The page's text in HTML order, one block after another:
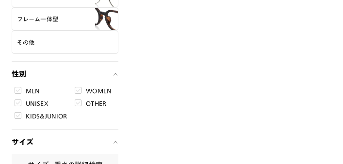
フレーム一体型
その他
性別
MEN WOMEN
UNISEX OTHER
KIDS&JUNIOR
サイズ